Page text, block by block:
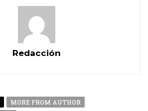
Redacción
MORE FROM AUTHOR